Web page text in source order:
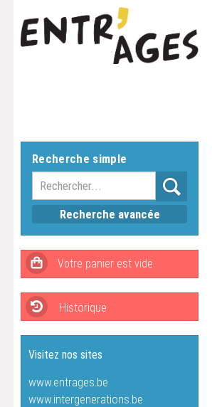
Recherche simple
Recherche avancée
Historique
Visitez nos sites
www.entrages.be
www.intergenerations.be